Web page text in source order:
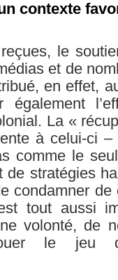
contexte
le
et de
en effet,
La «
à celui-ci
comme le
de stratégies
condamner
tout aussi
volonté, de
le jeu